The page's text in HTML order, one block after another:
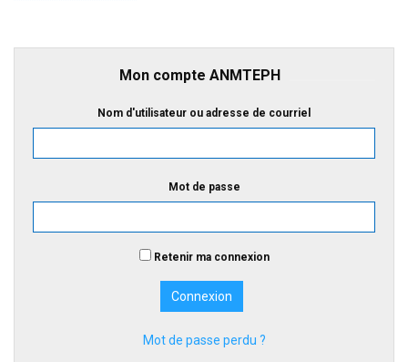
Mon compte ANMTEPH
Nom d'utilisateur ou adresse de courriel
Mot de passe
Retenir ma connexion
Mot de passe perdu ?